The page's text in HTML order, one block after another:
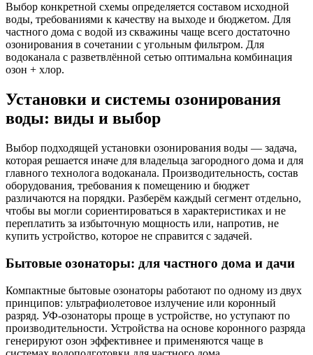
Выбор конкретной схемы определяется составом исходной
воды, требованиями к качеству на выходе и бюджетом. Для
частного дома с водой из скважины чаще всего достаточно
озонирования в сочетании с угольным фильтром. Для
водоканала с разветвлённой сетью оптимальна комбинация
озон + хлор.
Установки и системы озонирования
воды: виды и выбор
Выбор подходящей установки озонирования воды — задача,
которая решается иначе для владельца загородного дома и для
главного технолога водоканала. Производительность, состав
оборудования, требования к помещению и бюджет
различаются на порядки. Разберём каждый сегмент отдельно,
чтобы вы могли сориентироваться в характеристиках и не
переплатить за избыточную мощность или, напротив, не
купить устройство, которое не справится с задачей.
Бытовые озонаторы: для частного дома и дачи
Компактные бытовые озонаторы работают по одному из двух
принципов: ультрафиолетовое излучение или коронный
разряд. УФ-озонаторы проще в устройстве, но уступают по
производительности. Устройства на основе коронного разряда
генерируют озон эффективнее и применяются чаще в